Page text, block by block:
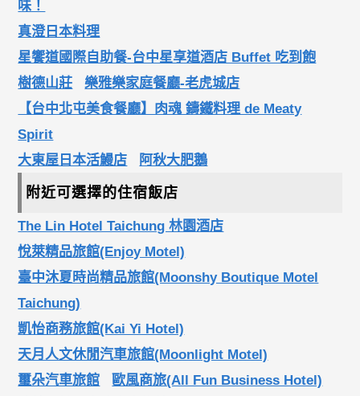
味！
真澄日本料理
星饗道國際自助餐-台中星享道酒店 Buffet 吃到飽
樹德山莊
樂雅樂家庭餐廳-老虎城店
【台中北屯美食餐廳】肉魂 鑄鐵料理 de Meaty
Spirit
大東屋日本活鰻店
阿秋大肥鵝
附近可選擇的住宿飯店
The Lin Hotel Taichung 林園酒店
悅萊精品旅館(Enjoy Motel)
臺中沐夏時尚精品旅館(Moonshy Boutique Motel
Taichung)
凱怡商務旅館(Kai Yi Hotel)
天月人文休閒汽車旅館(Moonlight Motel)
璽朵汽車旅館
歐風商旅(All Fun Business Hotel)